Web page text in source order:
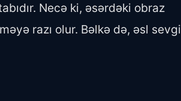
Necə ki, əsərdəki obraz
razı olur. Bəlkə də, əsl sevgi